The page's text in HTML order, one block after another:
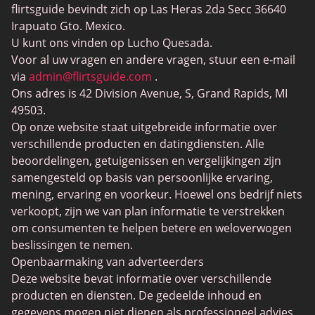
Casual seksdaten
Elite Dating
BBW-daten
Transdaten
Cougar-datingsites
Datingsites voor volwassenen
Lesbische datingsites
Gamer-dating
Dating voor senioren
SilverDaddies
Chat Avenue
Mingle2
flirtsguide bevindt zich op Las Heras 2da Secc 36640
Irapuato Gto. Mexico.
U kunt ons vinden op Lucho Quesada.
Voor al uw vragen en andere vragen, stuur een e-mail
via admin@flirtsguide.com .
Ons adres is 42 Division Avenue, S, Grand Rapids, MI
49503.
Op onze website staat uitgebreide informatie over
verschillende producten en datingdiensten. Alle
beoordelingen, getuigenissen en vergelijkingen zijn
samengesteld op basis van persoonlijke ervaring,
mening, ervaring en voorkeur. Hoewel ons bedrijf niets
verkoopt, zijn we van plan informatie te verstrekken
om consumenten te helpen betere en weloverwogen
beslissingen te nemen.
Openbaarmaking van adverteerders
Deze website bevat informatie over verschillende
producten en diensten. De gedeelde inhoud en